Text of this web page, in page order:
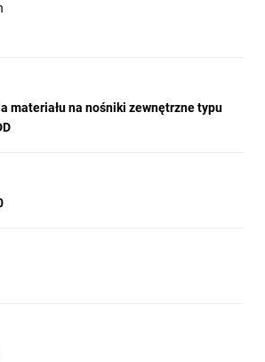
materiału na nośniki zewnętrzne typu